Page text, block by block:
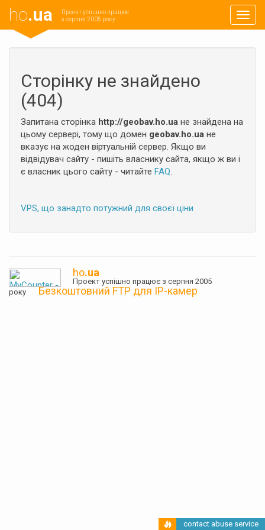
ho.ua
Проект успішно працює
з серпня 2005 року
Сторінку не знайдено
(404)
Запитана сторінка http://geobav.ho.ua не знайдена на
цьому сервері, тому що домен geobav.ho.ua не
вказує на жоден віртуальній сервер. Якщо ви
відвідувач сайту - пишіть власнику сайта, якщо ж ви і
є власник цього сайту - читайте FAQ.
VPS, що занадто потужний для своєї ціни
ho.ua
Проект успішно працює з серпня 2005
року Безкоштовний FTP для IP-камер
contact abuse service